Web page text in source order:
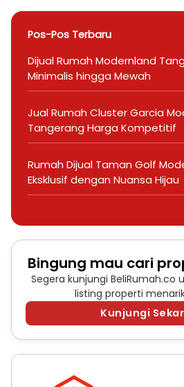
Pos-Pos Terbaru
Dijual Rumah Modernland
Minimalis hingga Mewah
Jual Rumah Cluster Garcia
Tangerang Harga Kompetitif
Rumah Dijual Taman Golf
Eksklusif dengan Nuansa Hijau
Bingung mau cari
Segera kunjungi BeliRumah.co
listing properti
Kunjungi